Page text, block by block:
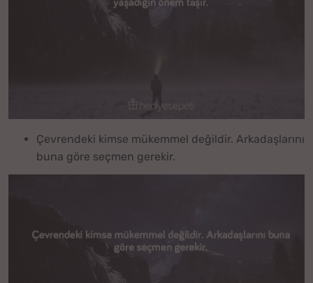
Çevrendeki kimse mükemmel değildir. Arkadaşlarını
buna göre seçmen gerekir.